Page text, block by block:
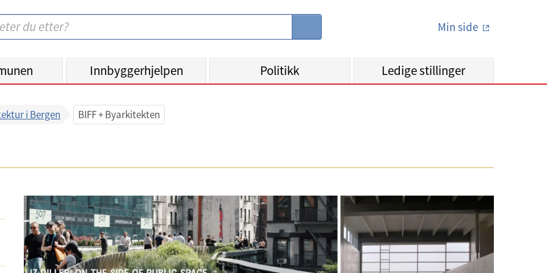
S
Min side
Innbyggerhjelpen Politikk Ledige stillinger
i Bergen BIFF + Byarkitekten